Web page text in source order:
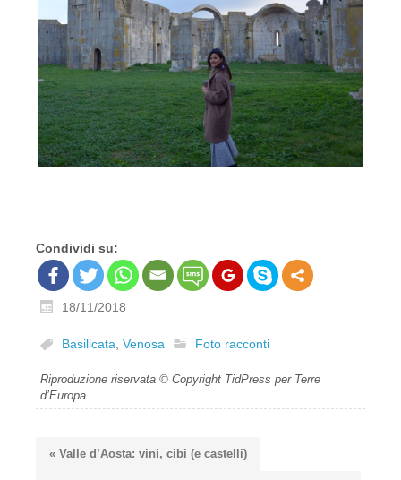
Condividi su:
18/11/2018
Basilicata, Venosa Foto racconti
Riproduzione riservata © Copyright TidPress per Terre
d’Europa.
« Valle d’Aosta: vini, cibi (e castelli)